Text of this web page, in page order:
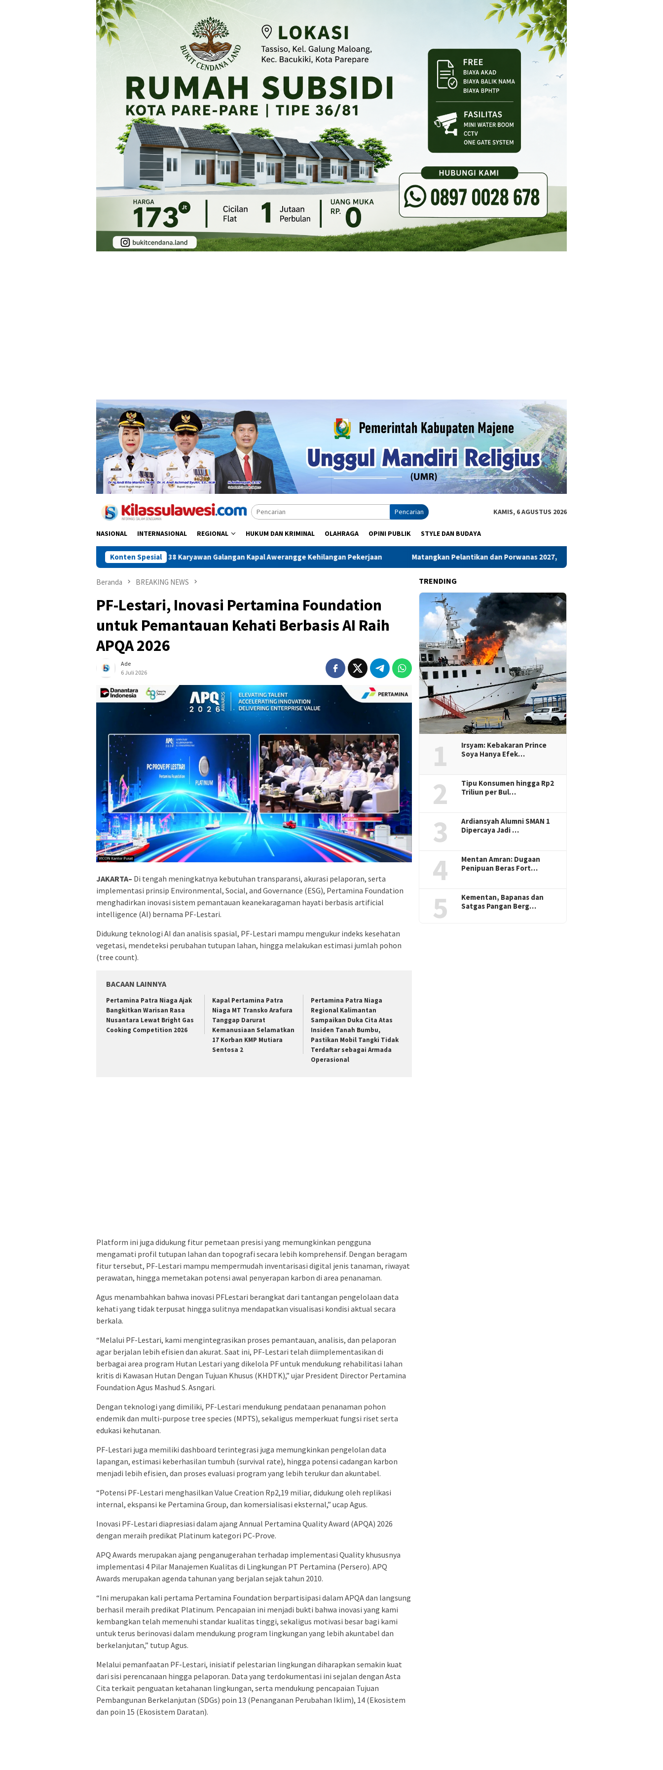
Pencarian KAMIS, 6 AGUSTUS 2026
NASIONAL INTERNASIONAL REGIONAL HUKUM DAN KRIMINAL OLAHRAGA OPINI PUBLIK STYLE DAN BUDAYA
Konten Spesial
atau Alasan Lain? 38 Karyawan Galangan Kapal Awerangge Kehilangan Pekerjaan Matangkan Pelantikan dan Porwanas 2027, Pengurus PWI Sulsel 2026–2031 Gelar Rapat Perdana
Beranda BREAKING NEWS
PF-Lestari, Inovasi Pertamina Foundation
untuk Pemantauan Kehati Berbasis AI Raih
APQA 2026
Ade
6 Juli 2026
JAKARTA– Di tengah meningkatnya kebutuhan transparansi, akurasi pelaporan, serta
implementasi prinsip Environmental, Social, and Governance (ESG), Pertamina Foundation
menghadirkan inovasi sistem pemantauan keanekaragaman hayati berbasis artificial
intelligence (AI) bernama PF-Lestari.
Didukung teknologi AI dan analisis spasial, PF-Lestari mampu mengukur indeks kesehatan
vegetasi, mendeteksi perubahan tutupan lahan, hingga melakukan estimasi jumlah pohon
(tree count).
BACAAN LAINNYA
Pertamina Patra Niaga Ajak
Bangkitkan Warisan Rasa
Nusantara Lewat Bright Gas
Cooking Competition 2026
Kapal Pertamina Patra
Niaga MT Transko Arafura
Tanggap Darurat
Kemanusiaan Selamatkan
17 Korban KMP Mutiara
Sentosa 2
Pertamina Patra Niaga
Regional Kalimantan
Sampaikan Duka Cita Atas
Insiden Tanah Bumbu,
Pastikan Mobil Tangki Tidak
Terdaftar sebagai Armada
Operasional
Platform ini juga didukung fitur pemetaan presisi yang memungkinkan pengguna
mengamati profil tutupan lahan dan topografi secara lebih komprehensif. Dengan beragam
fitur tersebut, PF-Lestari mampu mempermudah inventarisasi digital jenis tanaman, riwayat
perawatan, hingga memetakan potensi awal penyerapan karbon di area penanaman.
Agus menambahkan bahwa inovasi PFLestari berangkat dari tantangan pengelolaan data
kehati yang tidak terpusat hingga sulitnya mendapatkan visualisasi kondisi aktual secara
berkala.
“Melalui PF-Lestari, kami mengintegrasikan proses pemantauan, analisis, dan pelaporan
agar berjalan lebih efisien dan akurat. Saat ini, PF-Lestari telah diimplementasikan di
berbagai area program Hutan Lestari yang dikelola PF untuk mendukung rehabilitasi lahan
kritis di Kawasan Hutan Dengan Tujuan Khusus (KHDTK),” ujar President Director Pertamina
Foundation Agus Mashud S. Asngari.
Dengan teknologi yang dimiliki, PF-Lestari mendukung pendataan penanaman pohon
endemik dan multi-purpose tree species (MPTS), sekaligus memperkuat fungsi riset serta
edukasi kehutanan.
PF-Lestari juga memiliki dashboard terintegrasi juga memungkinkan pengelolan data
lapangan, estimasi keberhasilan tumbuh (survival rate), hingga potensi cadangan karbon
menjadi lebih efisien, dan proses evaluasi program yang lebih terukur dan akuntabel.
“Potensi PF-Lestari menghasilkan Value Creation Rp2,19 miliar, didukung oleh replikasi
internal, ekspansi ke Pertamina Group, dan komersialisasi eksternal,” ucap Agus.
Inovasi PF-Lestari diapresiasi dalam ajang Annual Pertamina Quality Award (APQA) 2026
dengan meraih predikat Platinum kategori PC-Prove.
APQ Awards merupakan ajang penganugerahan terhadap implementasi Quality khususnya
implementasi 4 Pilar Manajemen Kualitas di Lingkungan PT Pertamina (Persero). APQ
Awards merupakan agenda tahunan yang berjalan sejak tahun 2010.
“Ini merupakan kali pertama Pertamina Foundation berpartisipasi dalam APQA dan langsung
berhasil meraih predikat Platinum. Pencapaian ini menjadi bukti bahwa inovasi yang kami
kembangkan telah memenuhi standar kualitas tinggi, sekaligus motivasi besar bagi kami
untuk terus berinovasi dalam mendukung program lingkungan yang lebih akuntabel dan
berkelanjutan,” tutup Agus.
Melalui pemanfaatan PF-Lestari, inisiatif pelestarian lingkungan diharapkan semakin kuat
dari sisi perencanaan hingga pelaporan. Data yang terdokumentasi ini sejalan dengan Asta
Cita terkait penguatan ketahanan lingkungan, serta mendukung pencapaian Tujuan
Pembangunan Berkelanjutan (SDGs) poin 13 (Penanganan Perubahan Iklim), 14 (Ekosistem
dan poin 15 (Ekosistem Daratan).
TRENDING
1
Irsyam: Kebakaran Prince
Soya Hanya Efek…
2
Tipu Konsumen hingga Rp2
Triliun per Bul…
3
Ardiansyah Alumni SMAN 1
Dipercaya Jadi …
4
Mentan Amran: Dugaan
Penipuan Beras Fort…
5
Kementan, Bapanas dan
Satgas Pangan Berg…